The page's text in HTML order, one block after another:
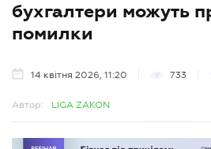
бухгалтери можуть
помилки
14 квітня 2026, 11:20 733
Автор: LIGA ZAKON